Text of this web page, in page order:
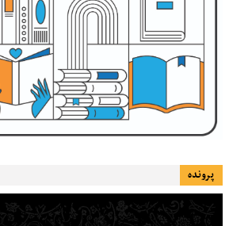
پرونده